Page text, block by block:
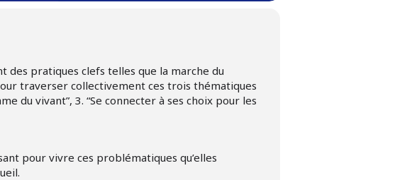
des pratiques clefs telles que la marche du
traverser collectivement ces trois thématiques
du vivant”, 3. “Se connecter à ses choix pour les
pour vivre ces problématiques qu’elles